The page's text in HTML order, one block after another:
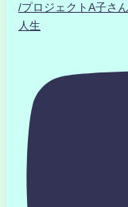
/プロジェクトA子さ
人生